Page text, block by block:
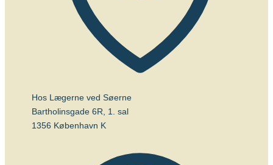
Hos Lægerne ved Søerne
Bartholinsgade 6R, 1. sal
1356 København K